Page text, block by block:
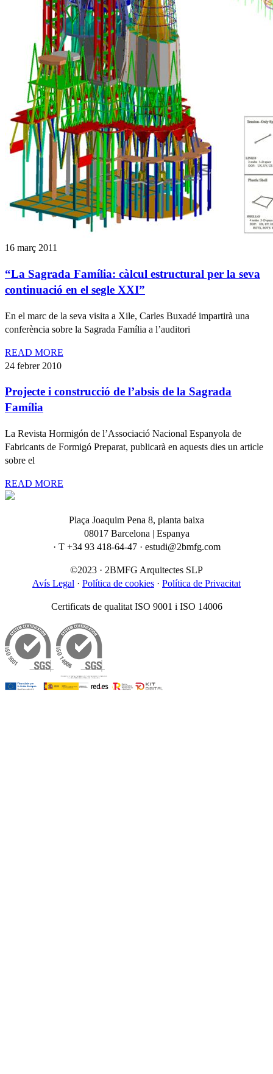
16 març 2011
“La Sagrada Família: càlcul estructural per la seva
continuació en el segle XXI”
En el marc de la seva visita a Xile, Carles Buxadé impartirà una
conferència sobre la Sagrada Família a l’auditori
READ MORE
24 febrer 2010
Projecte i construcció de l’absis de la Sagrada
Família
La Revista Hormigón de l’Associació Nacional Espanyola de
Fabricants de Formigó Preparat, publicarà en aquests dies un article
sobre el
READ MORE
Plaça Joaquim Pena 8, planta baixa
08017 Barcelona | Espanya
· T +34 93 418-64-47 · estudi@2bmfg.com
©2023 · 2BMFG Arquitectes SLP
Avís Legal · Política de cookies · Política de Privacitat
Certificats de qualitat ISO 9001 i ISO 14006